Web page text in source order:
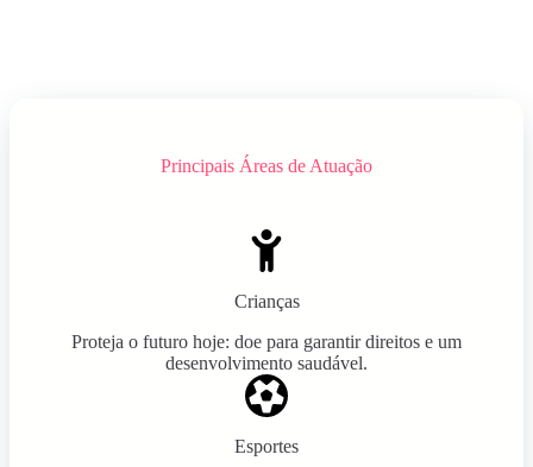
Principais Áreas de Atuação
Crianças
Proteja o futuro hoje: doe para garantir direitos e um
desenvolvimento saudável.
Esportes